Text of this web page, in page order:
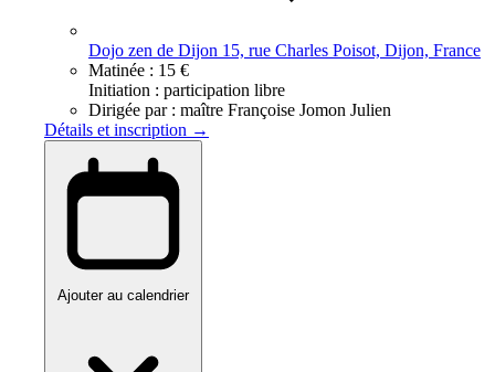
Dojo zen de Dijon 15, rue Charles Poisot, Dijon, France
Matinée : 15 €
Initiation : participation libre
Dirigée par : maître Françoise Jomon Julien
Détails et inscription →
Ajouter au calendrier